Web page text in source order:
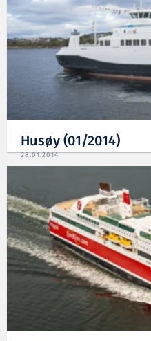
Husøy (01/2014)
28.01.2014